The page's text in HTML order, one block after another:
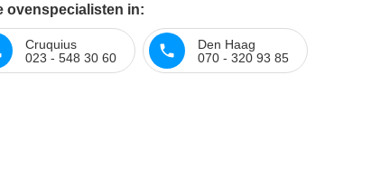
ovenspecialisten in:
Cruquius
023 - 548 30 60
Den Haag
070 - 320 93 85